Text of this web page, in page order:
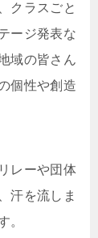
クラスごと
ージ発表な
域の皆さん
個性や創造
レーや団体
汗を流しま
。